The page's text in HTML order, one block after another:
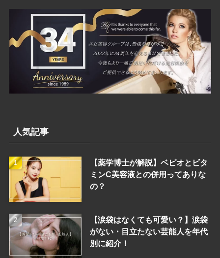
人気記事
【薬学博士が解説】ベピオとビタ
ミンC美容液との併用ってありな
の？
【涙袋はなくても可愛い？】涙袋
がない・目立たない芸能人を年代
別に紹介！